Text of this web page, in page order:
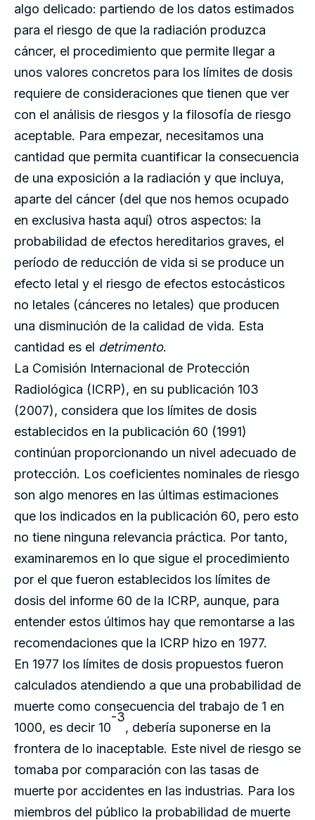
algo delicado: partiendo de los datos estimados
para el riesgo de que la radiación produzca
cáncer, el procedimiento que permite llegar a
unos valores concretos para los límites de dosis
requiere de consideraciones que tienen que ver
con el análisis de riesgos y la filosofía de riesgo
aceptable. Para empezar, necesitamos una
cantidad que permita cuantificar la consecuencia
de una exposición a la radiación y que incluya,
aparte del cáncer (del que nos hemos ocupado
en exclusiva hasta aquí) otros aspectos: la
probabilidad de efectos hereditarios graves, el
período de reducción de vida si se produce un
efecto letal y el riesgo de efectos estocásticos
no letales (cánceres no letales) que producen
una disminución de la calidad de vida. Esta
cantidad es el detrimento.
La Comisión Internacional de Protección
Radiológica (ICRP), en su publicación 103
(2007), considera que los límites de dosis
establecidos en la publicación 60 (1991)
continúan proporcionando un nivel adecuado de
protección. Los coeficientes nominales de riesgo
son algo menores en las últimas estimaciones
que los indicados en la publicación 60, pero esto
no tiene ninguna relevancia práctica. Por tanto,
examinaremos en lo que sigue el procedimiento
por el que fueron establecidos los límites de
dosis del informe 60 de la ICRP, aunque, para
entender estos últimos hay que remontarse a las
recomendaciones que la ICRP hizo en 1977.
En 1977 los límites de dosis propuestos fueron
calculados atendiendo a que una probabilidad de
muerte como consecuencia del trabajo de 1 en
1000, es decir 10
-3
, debería suponerse en la
frontera de lo inaceptable. Este nivel de riesgo se
tomaba por comparación con las tasas de
muerte por accidentes en las industrias. Para los
miembros del público la probabilidad de muerte